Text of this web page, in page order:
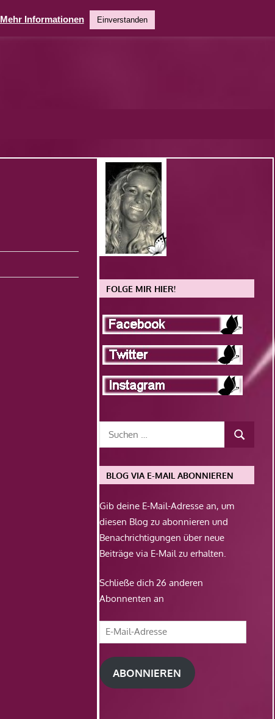
FOLGE MIR HIER!
BLOG VIA E-MAIL ABONNIEREN
Gib deine E-Mail-Adresse an, um
diesen Blog zu abonnieren und
Benachrichtigungen über neue
Beiträge via E-Mail zu erhalten.
Schließe dich 26 anderen
Abonnenten an
E-
Mail-
Adresse
ABONNIEREN
Mehr Informationen Einverstanden